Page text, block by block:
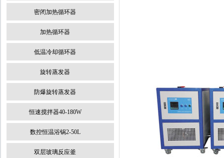
密闭加热循环器
加热循环器
低温冷却循环器
旋转蒸发器
防爆旋转蒸发器
恒速搅拌器40-180W
数控恒温浴锅2-50L
双层玻璃反应釜